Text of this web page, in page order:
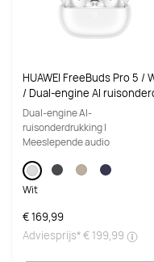
HUAWEI FreeBuds Pro 5 /
/ Dual-engine AI
ukking / Ultra-meeslepend g
eluid / Stabiele & heldere ge
sprekken
Dual-engine AI-
ruisonderdrukking |
Meeslepende audio
Wit
€ 169,99
Adviesprijs*€ 199,99